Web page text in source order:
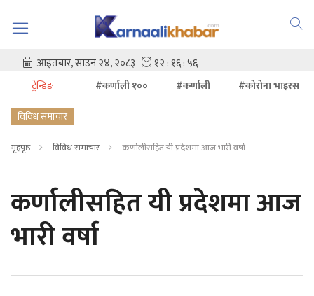
ट्रेन्डिङ #कर्णाली १०० #कर्णाली
#कोरोना भाइरस
विविध समाचार
गृहपृष्ठ विविध समाचार कर्णालीसहित यी प्रदेशमा आज भारी वर्षा
कर्णालीसहित यी प्रदेशमा आज
भारी वर्षा